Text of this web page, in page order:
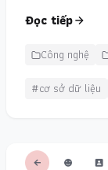
Đọc tiếp
Công nghệ
#cơ sở dữ liệu